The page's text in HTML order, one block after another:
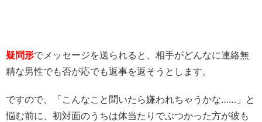
疑問形でメッセージを送られると、相手がどんなに連絡無
精な男性でも否が応でも返事を返そうとします。
ですので、「こんなこと聞いたら嫌われちゃうかな……」と
悩む前に、初対面のうちは体当たりでぶつかった方が彼も